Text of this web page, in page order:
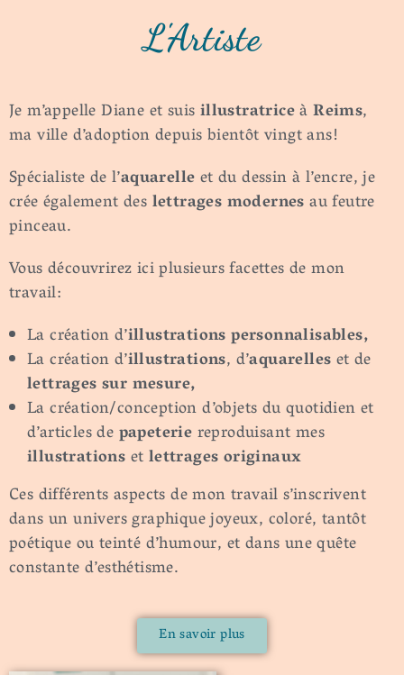
L'Artiste
Je m’appelle Diane et suisillustratriceàReims,
ma ville d’adoption depuis bientôt vingt ans!
Spécialiste de l’aquarelleet du dessin à l’encre, je
crée également deslettrages modernesau feutre
pinceau.
Vous découvrirez ici plusieurs facettes de mon
travail:
La création d’illustrations personnalisables,
La création d’illustrations, d’aquarelleset de
lettrages sur mesure,
La création/conception d’objets du quotidien et
d’articles depapeteriereproduisant mes
illustrationsetlettrages originaux
Ces différents aspects de mon travail s’inscrivent
dans un univers graphique joyeux, coloré, tantôt
poétique ou teinté d’humour, et dans une quête
constante d’esthétisme.
En savoir plus